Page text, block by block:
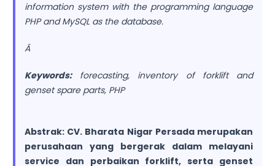
information system with the programming language
PHP and MySQL as the database.
Â
Keywords:forecasting, inventory of forklift and
genset spare parts, PHP
Abstrak: CV. Bharata Nigar Persada merupakan
perusahaan yang bergerak dalam melayani
service dan perbaikan forklift, serta genset